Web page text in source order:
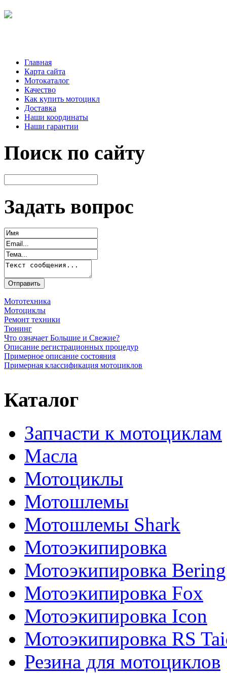
Главная
Карта сайта
Мотокаталог
Качество
Как купить мотоцикл
Доставка
Наши координаты
Наши гарантии
Поиск по сайту
Задать вопрос
Мототехника
Мотоциклы
Ремонт техники
Тюнинг
Что означает Большие и Свежие?
Описание регистрационных процедур
Примерное описание состояния
Примерная классификация мотоциклов
Каталог
Запчасти к мотоциклам
Масла
Мотоциклы
Мотошлемы
Мотошлемы Shark
Мотоэкипировка
Мотоэкипировка Bering
Мотоэкипировка Fox
Мотоэкипировка Icon
Мотоэкипировка RS
Резина для мотоциклов